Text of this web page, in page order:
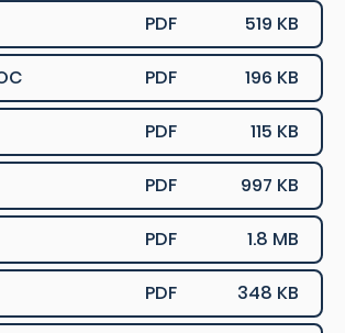
PDF 519 KB
PDF 196 KB
PDF 115 KB
PDF 997 KB
PDF 1.8 MB
PDF 348 KB